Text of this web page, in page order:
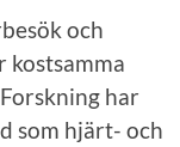
och
kostsamma
har
som hjärt- och